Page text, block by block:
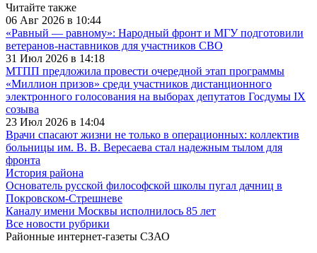
Читайте также
06 Авг 2026 в 10:44
«Равный — равному»: Народный фронт и МГУ подготовили
ветеранов-наставников для участников СВО
31 Июл 2026 в 14:18
МТПП предложила провести очередной этап программы
«Миллион призов» среди участников дистанционного
электронного голосования на выборах депутатов Госдумы IX
созыва
23 Июл 2026 в 14:04
Врачи спасают жизни не только в операционных: коллектив
больницы им. В. В. Вересаева стал надежным тылом для
фронта
История района
Основатель русской философской школы пугал дачниц в
Покровском-Стрешневе
Каналу имени Москвы исполнилось 85 лет
Все новости рубрики
Районные интернет-газеты СЗАО